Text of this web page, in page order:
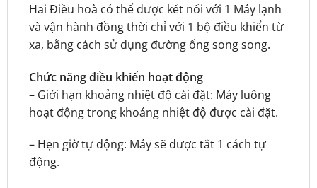
Hai Điều hoà có thể được kết nối với 1 Máy lạnh
và vận hành đồng thời chỉ với 1 bộ điều khiển từ
xa, bằng cách sử dụng đường ống song song.
Chức năng điều khiển hoạt động
– Giới hạn khoảng nhiệt độ cài đặt: Máy luông
hoạt động trong khoảng nhiệt độ được cài đặt.
– Hẹn giờ tự động: Máy sẽ được tắt 1 cách tự
động.